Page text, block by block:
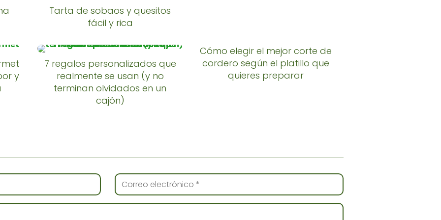
Tarta de sobaos y quesitos
fácil y rica
y
7 regalos personalizados que
realmente se usan (y no
terminan olvidados en un
cajón)
Cómo elegir el mejor corte de
cordero según el platillo que
quieres preparar